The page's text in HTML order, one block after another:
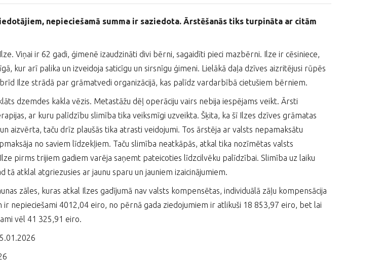
nepieciešamā summa ir saziedota. Ārstēšanās tiks turpināta ar citām
Viņai ir 62 gadi, ģimenē izaudzināti divi bērni, sagaidīti pieci mazbērni. Ilze ir cēsiniece,
kur arī palika un izveidoja saticīgu un sirsnīgu ģimeni. Lielākā daļa dzīves aizritējusi rūpēs
Ilze strādā par grāmatvedi organizācijā, kas palīdz vardarbībā cietušiem bērniem.
dzemdes kakla vēzis. Metastāžu dēļ operāciju vairs nebija iespējams veikt. Ārsti
ar kuru palīdzību slimība tika veiksmīgi uzveikta. Šķita, ka šī Ilzes dzīves grāmatas
aizvērta, taču drīz plaušās tika atrasti veidojumi. Tos ārstēja ar valsts nepamaksātu
no saviem līdzekļiem. Taču slimība neatkāpās, atkal tika nozīmētas valsts
pirms trijiem gadiem varēja saņemt pateicoties līdzcilvēku palīdzībai. Slimība uz laiku
tā atklal atgriezusies ar jaunu sparu un jauniem izaicinājumiem.
zāles, kuras atkal Ilzes gadījumā nav valsts kompensētas, individuālā zāļu kompensācija
nepieciešami 4012,04 eiro, no pērnā gada ziedojumiem ir atlikuši 18 853,97 eiro, bet lai
vēl 41 325,91 eiro.